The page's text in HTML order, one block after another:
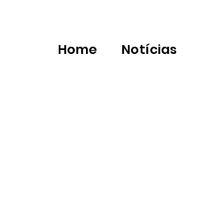
Home Notícias